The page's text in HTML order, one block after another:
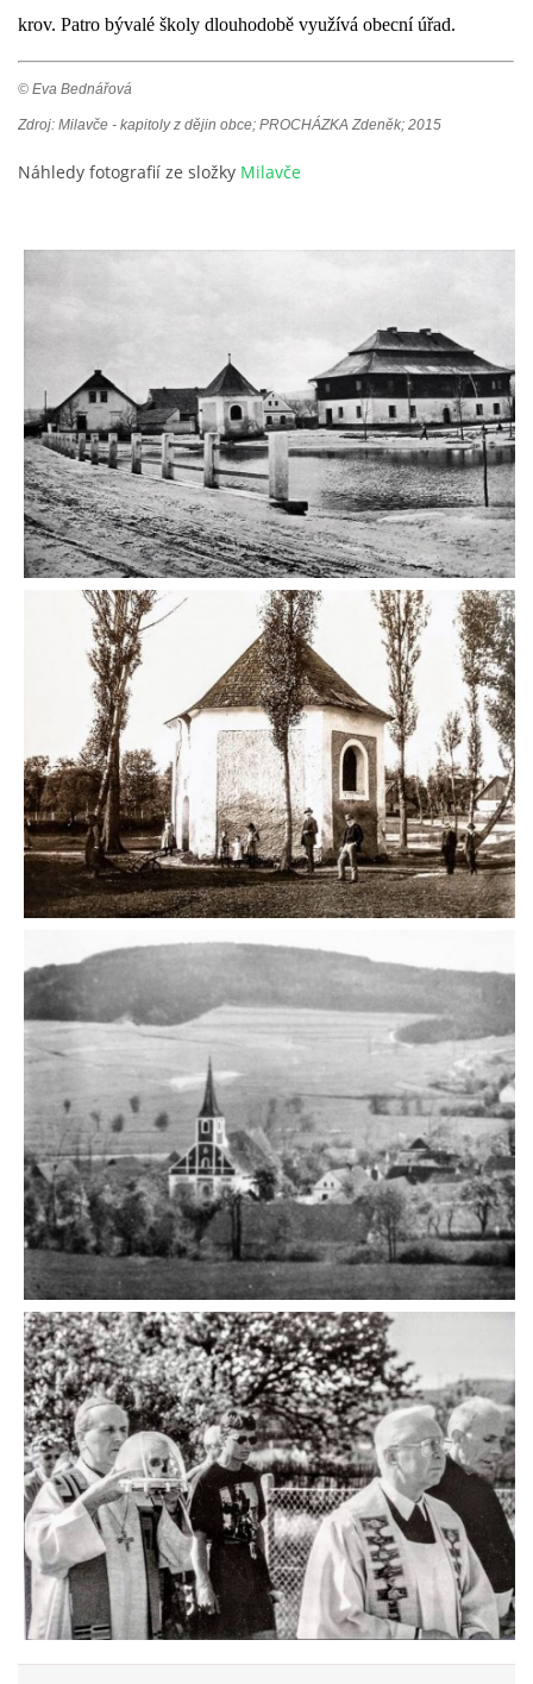
krov. Patro bývalé školy dlouhodobě využívá obecní úřad.
© Eva Bednářová
Zdroj: Milavče - kapitoly z dějin obce; PROCHÁZKA Zdeněk; 2015
Náhledy fotografií ze složky Milavče